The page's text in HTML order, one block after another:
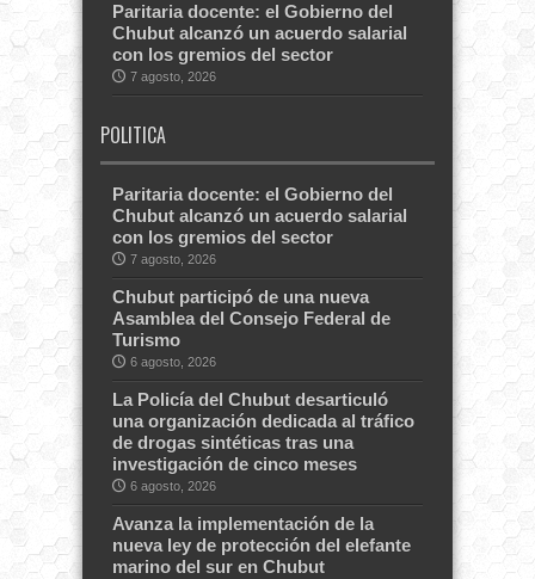
Paritaria docente: el Gobierno del
Chubut alcanzó un acuerdo salarial
con los gremios del sector
7 agosto, 2026
POLITICA
Paritaria docente: el Gobierno del
Chubut alcanzó un acuerdo salarial
con los gremios del sector
7 agosto, 2026
Chubut participó de una nueva
Asamblea del Consejo Federal de
Turismo
6 agosto, 2026
La Policía del Chubut desarticuló
una organización dedicada al tráfico
de drogas sintéticas tras una
investigación de cinco meses
6 agosto, 2026
Avanza la implementación de la
nueva ley de protección del elefante
marino del sur en Chubut